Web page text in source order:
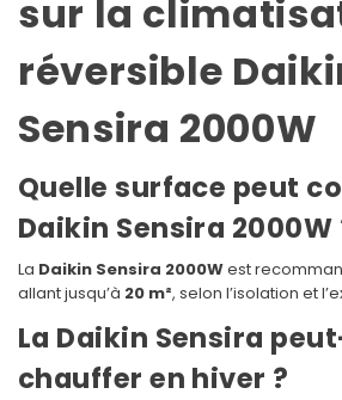
sur la
réversible
Sensira 2000W
Quelle surface peut
Daikin Sensira 2000W
La Daikin Sensira 2000West
allant jusqu’à 20 m², selon l’isolation et
La Daikin Sensira
chauffer en hiver ?